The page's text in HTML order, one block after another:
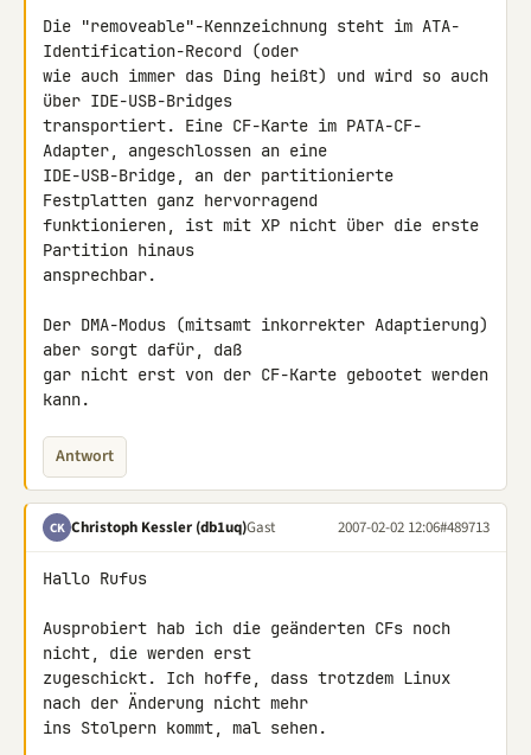
Die "removeable"-Kennzeichnung steht im ATA-
Identification-Record (oder
wie auch immer das Ding heißt) und wird so auch
über IDE-USB-Bridges
transportiert. Eine CF-Karte im PATA-CF-
Adapter, angeschlossen an eine
IDE-USB-Bridge, an der partitionierte
Festplatten ganz hervorragend
funktionieren, ist mit XP nicht über die erste
Partition hinaus
ansprechbar.
Der DMA-Modus (mitsamt inkorrekter Adaptierung)
aber sorgt dafür, daß
gar nicht erst von der CF-Karte gebootet werden
kann.
Antwort
CK Christoph Kessler (db1uq)Gast 2007-02-02 12:06#489713
Hallo Rufus
Ausprobiert hab ich die geänderten CFs noch
nicht, die werden erst
zugeschickt. Ich hoffe, dass trotzdem Linux
nach der Änderung nicht mehr
ins Stolpern kommt, mal sehen.